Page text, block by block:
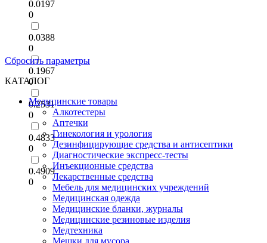
0.0197
0
0.0388
0
0.1967
0
0.2531
0
0.4833
0
0.4909
0
Сбросить параметры
КАТАЛОГ
Медицинские товары
Алкотестеры
Аптечки
Гинекология и урология
Дезинфицирующие средства и антисептики
Диагностические экспресс-тесты
Инъекционные средства
Лекарственные средства
Мебель для медицинских учреждений
Медицинская одежда
Медицинские бланки, журналы
Медицинские резиновые изделия
Медтехника
Мешки для мусора